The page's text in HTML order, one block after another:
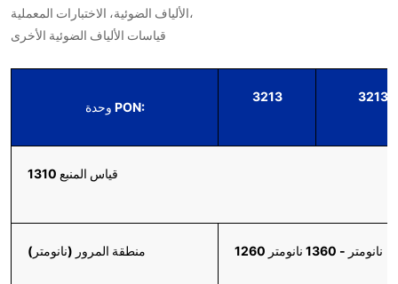
الألياف الضوئية، الاختبارات المعملية،
قياسات الألياف الضوئية الأخرى
وحدة PON:
3213 3213A
قياس المنبع 1310
منطقة المرور (نانومتر) 1260 نانومتر - 1360 نانومتر